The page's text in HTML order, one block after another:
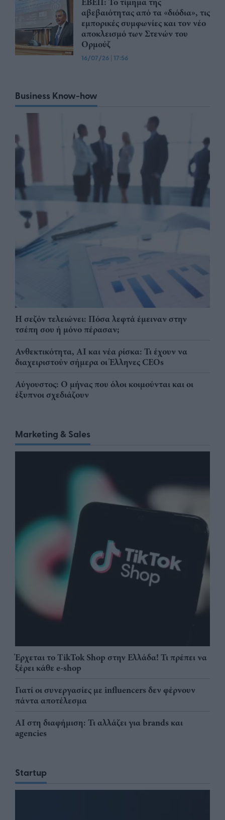
αβεβαιότητας από τα «διόδια», τις
εμπορικές συμφωνίες και τον νέο
αποκλεισμό των Στενών του
Ορμούζ
16/07/26 | 17:56
Business Know-how
Η σεζόν τελειώνει: Πόσα λεφτά έμειναν στην
τσέπη σου ή μόνο πέρασαν;
Ανθεκτικότητα, AI και νέα ρίσκα: Τι έχουν να
διαχειριστούν σήμερα οι Έλληνες CEOs
Αύγουστος: Ο μήνας που όλοι κοιμούνται και οι
έξυπνοι σχεδιάζουν
Marketing & Sales
Έρχεται το TikTok Shop στην Ελλάδα! Τι πρέπει να
ξέρει κάθε e-shop
Γιατί οι συνεργασίες με influencers δεν φέρνουν
πάντα αποτέλεσμα
AI στη διαφήμιση: Τι αλλάζει για brands και
agencies
Startup